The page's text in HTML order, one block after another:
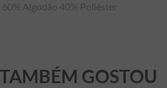
Algodão 40% Poliéster
GOSTOU